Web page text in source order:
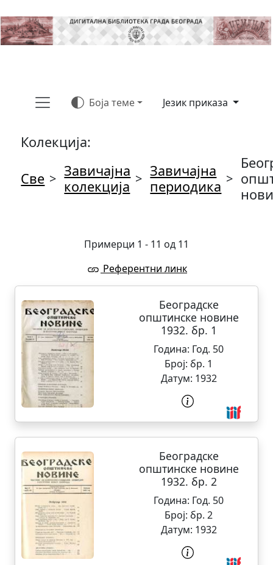
Боја теме Језик приказа
Колекција:
Све > Завичајна
колекција > Завичајна
периодика >
Примерци 1 - 11 од 11
Референтни линк
Београдске
општинске новине
1932. бр. 1
Година: Год. 50
Број: бр. 1
Датум: 1932
Београдске
општинске новине
1932. бр. 2
Година: Год. 50
Број: бр. 2
Датум: 1932